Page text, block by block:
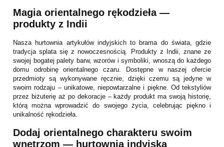
Magia orientalnego rękodzieła —
produkty z Indii
Nasza hurtownia artykułów indyjskich to brama do świata, gdzie
tradycja splata się z nowoczesnością. Produkty z Indii, znane ze
swojej bogatej palety barw, wzorów i symboliki, wnoszą do każdego
domu odrobinę orientalnego czaru. Dostępne w naszej ofercie
przedmioty są wykonywane ręcznie, dzięki czemu są jedyne w
swoim rodzaju – unikatowe, niepowtarzalne i piękne. Od tekstyliów
przez biżuterię aż po dekoracje – każdy produkt ma swoją historię,
którą można wprowadzić do swojego życia, celebrując piękno i
unikalność rękodzieła.
Dodaj orientalnego charakteru swoim
wnętrzom — hurtownia indyjska